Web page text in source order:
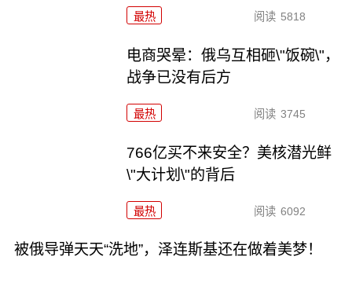
最热 阅读 5818
电商哭晕：俄乌互相砸\"饭碗\"，
战争已没有后方
最热 阅读 3745
766亿买不来安全？美核潜光鲜
\"大计划\"的背后
最热 阅读 6092
被俄导弹天天“洗地”，泽连斯基还在做着美梦！